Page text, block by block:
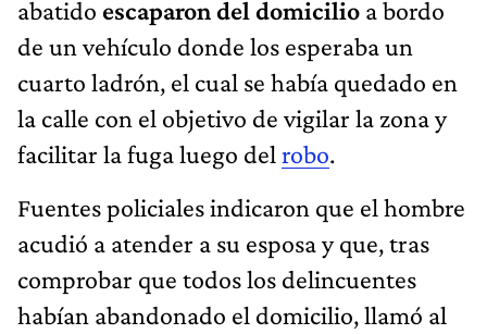
abatido escaparon del domicilio a bordo
de un vehículo donde los esperaba un
cuarto ladrón, el cual se había quedado en
la calle con el objetivo de vigilar la zona y
facilitar la fuga luego del robo.
Fuentes policiales indicaron que el hombre
acudió a atender a su esposa y que, tras
comprobar que todos los delincuentes
habían abandonado el domicilio, llamó al